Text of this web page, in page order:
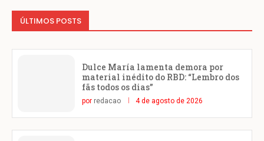
ÚLTIMOS POSTS
Dulce María lamenta demora por
material inédito do RBD: “Lembro dos
fãs todos os dias”
por redacao 4 de agosto de 2026